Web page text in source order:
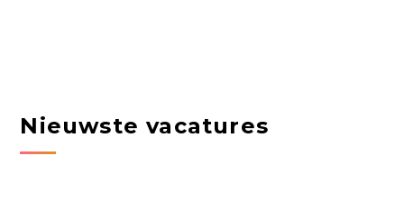
Nieuwste vacatures